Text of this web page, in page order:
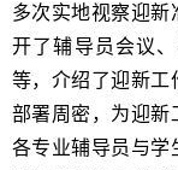
多次实地视察迎新
开了辅导员会议
等，介绍了迎新工
部署周密，为迎新
各专业辅导员与学